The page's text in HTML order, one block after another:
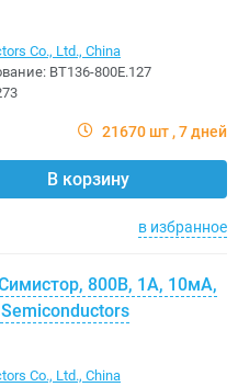
Co., Ltd., China
BT136-800E.127
21670 шт 7 дней
В корзину
в избранное
800В, 1А, 10мА,
Co., Ltd., China